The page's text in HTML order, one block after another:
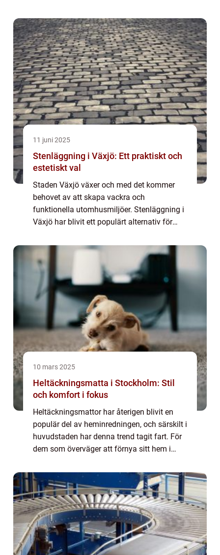
11 juni 2025
Stenläggning i Växjö: Ett praktiskt och
estetiskt val
Staden Växjö växer och med det kommer
behovet av att skapa vackra och
funktionella utomhusmiljöer. Stenläggning i
Växjö har blivit ett populärt alternativ för
10 mars 2025
Heltäckningsmatta i Stockholm: Stil
och komfort i fokus
Heltäckningsmattor har återigen blivit en
populär del av heminredningen, och särskilt i
huvudstaden har denna trend tagit fart. För
dem som överväger att förnya sitt hem i